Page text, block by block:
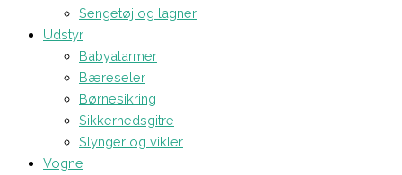
Sengetøj og lagner
Udstyr
Babyalarmer
Bæreseler
Børnesikring
Sikkerhedsgitre
Slynger og vikler
Vogne